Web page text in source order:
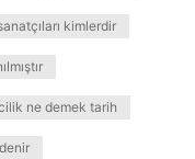
kimlerdir
ne demek tarih